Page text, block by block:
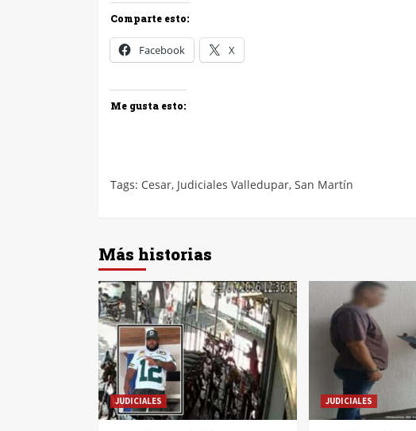
Comparte esto:
Facebook X
Me gusta esto:
Tags: Cesar, Judiciales Valledupar, San Martín
Más historias
JUDICIALES JUDICIALES